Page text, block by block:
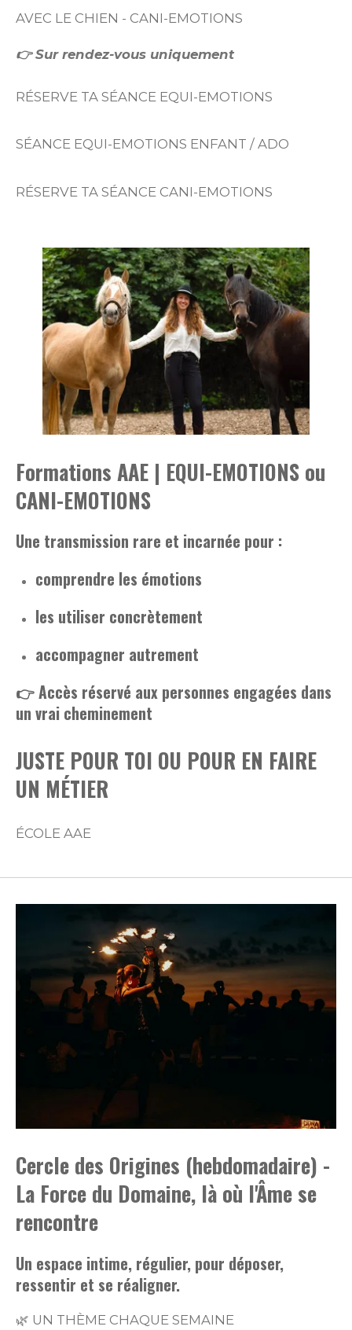
AVEC LE CHIEN - CANI-EMOTIONS
👉 Sur rendez-vous uniquement
RÉSERVE TA SÉANCE EQUI-EMOTIONS
SÉANCE EQUI-EMOTIONS ENFANT / ADO
RÉSERVE TA SÉANCE CANI-EMOTIONS
Formations AAE | EQUI-EMOTIONS ou
CANI-EMOTIONS
Une transmission rare et incarnée pour :
comprendre les émotions
les utiliser concrètement
accompagner autrement
👉 Accès réservé aux personnes engagées dans
un vrai cheminement
JUSTE POUR TOI OU POUR EN FAIRE
UN MÉTIER
ÉCOLE AAE
Cercle des Origines (hebdomadaire) -
La Force du Domaine, là où l'Âme se
rencontre
Un espace intime, régulier, pour déposer,
ressentir et se réaligner.
🌿 UN THÈME CHAQUE SEMAINE